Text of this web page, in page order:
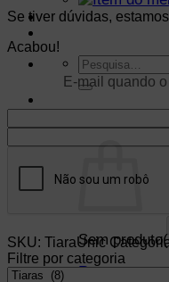
● Mantas ●
Pesquisar
por:
Carrinho /R$0,00
Sem
Retornar
Se tiver dúvidas,
Acabou!
E-mail quando
SKU: TiaraUnic
Filtre por categoria